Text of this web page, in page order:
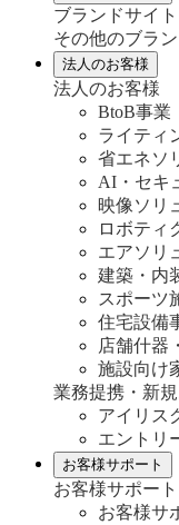
ブランドサイト
その他のブラ
法人のお客様
法人のお客様
BtoB事業
ライティ
省エネソ
AI・セキ
映像ソリ
ロボティ
エアソリ
建築・内
スポーツ
住宅設備
店舗什器
施設向け
業務提携・新
アイリス
エントリ
お客様サポート
お客様サポート
お客様サ